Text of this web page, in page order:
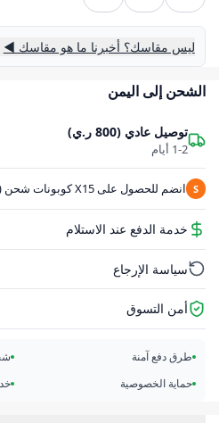
ليس مقاسك؟ أخبرنا ما هو مقاسك ◀
الشحن إلى اليمن
توصيل عادي (800 ر.ي)
1-2 أيام
S انضم للحصول على X15 كوبونات شحن (بقيمة 450.00#)
خدمة الدفع عند الاستلام
سياسة الإرجاع
أمن التسوق
طرق دفع آمنة
حماية الخصوصية